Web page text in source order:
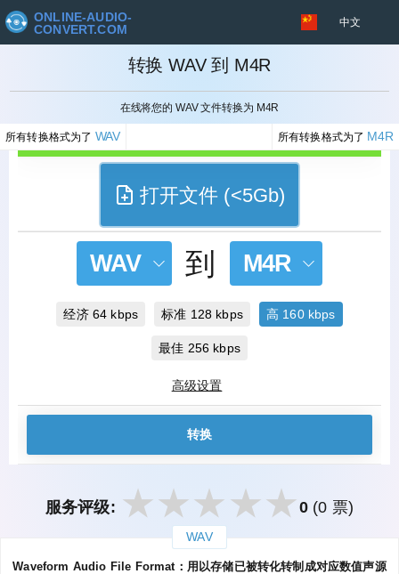
ONLINE-AUDIO-
CONVERT.COM
中文
转换 WAV 到 M4R
在线将您的 WAV 文件转换为 M4R
所有转换格式为了 WAV 所有转换格式为了 M4R
取消
打开文件 (<5Gb)
WAV 到 M4R
经济 64 kbps 标准 128 kbps 高 160 kbps
最佳 256 kbps
高级设置
转换
服务评级: 0 (0 票)
WAV
Waveform Audio File Format：用以存储已被转化转制成对应数值声源